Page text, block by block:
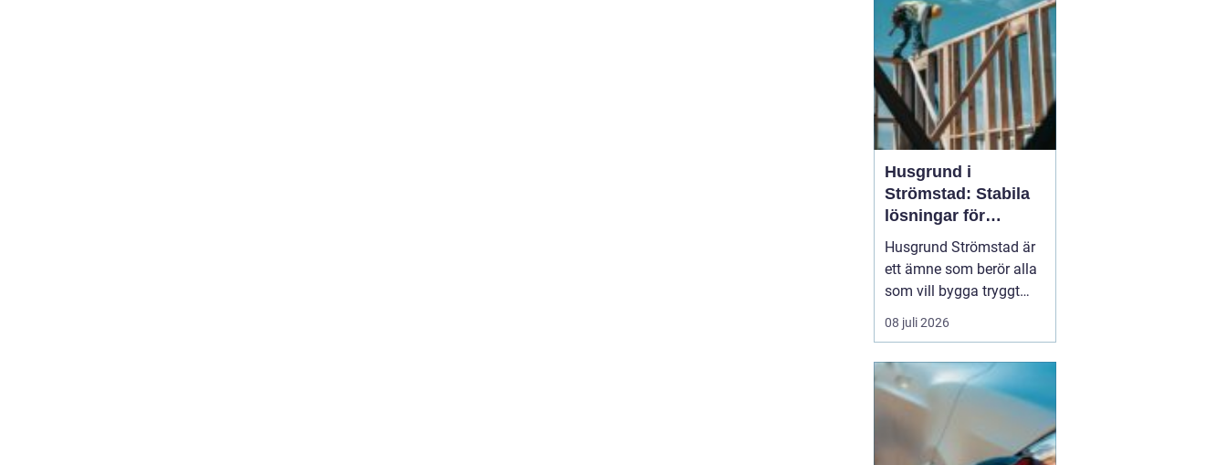
är driftsäkra och
anpassade för nordiska
förhållanden. Men ...
Husgrund i
Strömstad: Stabila
lösningar för
boende vid kusten
Husgrund Strömstad är
ett ämne som berör alla
som vill bygga tryggt
och långsiktigt nära
havet. Närheten till
och bergig terräng ställer
höga krav på både p...
08 juli 2026